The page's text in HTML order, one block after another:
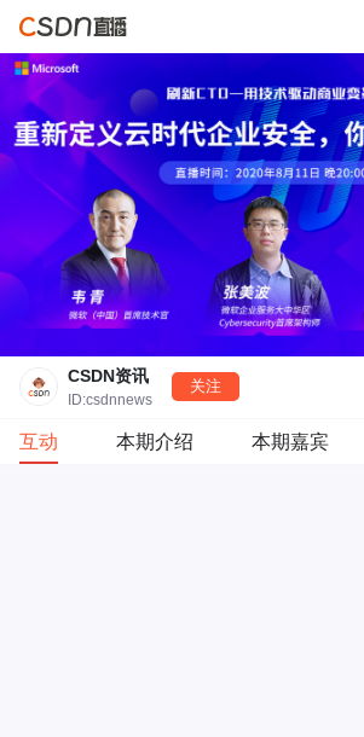
CSDN资讯
ID:csdnnews
关注
互动 本期介绍 本期嘉宾